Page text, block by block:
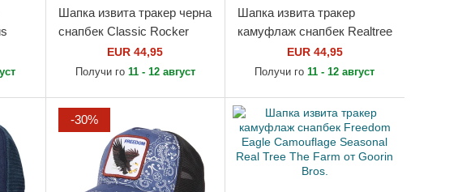
Шапка извита тракер черна
снапбек Classic Rocker
Freedom The Farm от
Goorin Bros.
EUR 44,95
Получи го 11 - 12 август
Шапка извита тракер
камуфлаж снапбек Realtree
Edge Represent Eagle The
Farm от Goorin Bros.
EUR 44,95
Получи го11 - 12 август
-30%